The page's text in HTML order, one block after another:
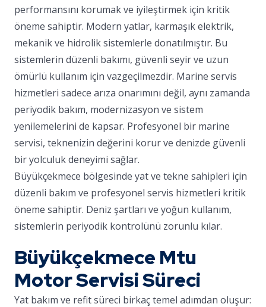
performansını korumak ve iyileştirmek için kritik
öneme sahiptir. Modern yatlar, karmaşık elektrik,
mekanik ve hidrolik sistemlerle donatılmıştır. Bu
sistemlerin düzenli bakımı, güvenli seyir ve uzun
ömürlü kullanım için vazgeçilmezdir. Marine servis
hizmetleri sadece arıza onarımını değil, aynı zamanda
periyodik bakım, modernizasyon ve sistem
yenilemelerini de kapsar. Profesyonel bir marine
servisi, teknenizin değerini korur ve denizde güvenli
bir yolculuk deneyimi sağlar.
Büyükçekmece bölgesinde yat ve tekne sahipleri için
düzenli bakım ve profesyonel servis hizmetleri kritik
öneme sahiptir. Deniz şartları ve yoğun kullanım,
sistemlerin periyodik kontrolünü zorunlu kılar.
Büyükçekmece Mtu
Motor Servisi Süreci
Yat bakım ve refit süreci birkaç temel adımdan oluşur: